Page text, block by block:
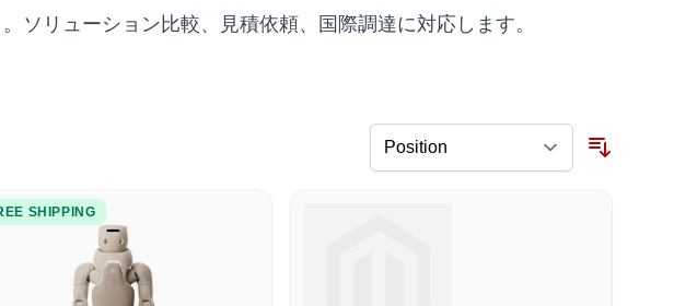
ソリューション比較、見積依頼、国際調達に対応します。
SHIPPING